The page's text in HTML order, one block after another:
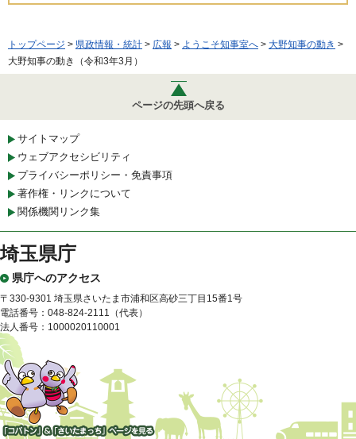
トップページ > 県政情報・統計 > 広報 > ようこそ知事室へ > 大野知事の動き >
大野知事の動き（令和3年3月）
ページの先頭へ戻る
サイトマップ
ウェブアクセシビリティ
プライバシーポリシー・免責事項
著作権・リンクについて
関係機関リンク集
埼玉県庁
県庁へのアクセス
〒330-9301 埼玉県さいたま市浦和区高砂三丁目15番1号
電話番号：048-824-2111（代表）
法人番号：1000020110001
「コバトン」&「さいたまっ